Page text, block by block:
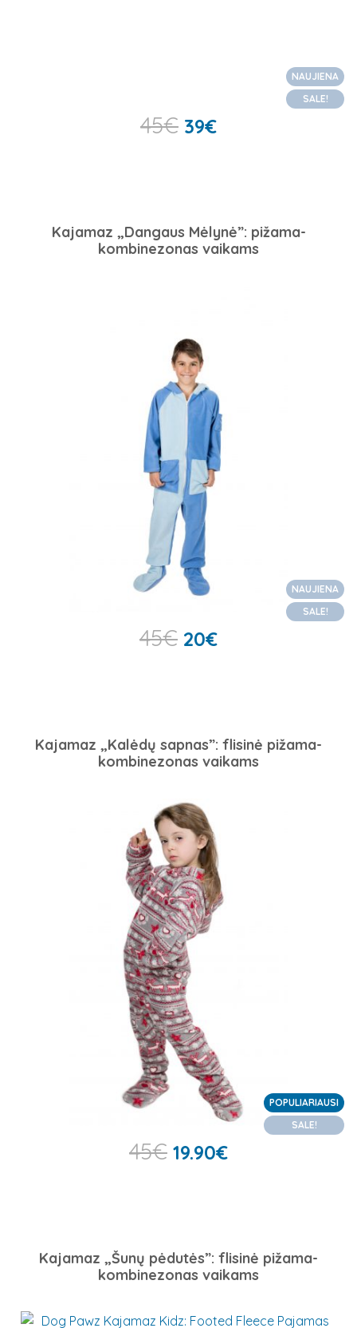
NAUJIENA
SALE!
45€ 39€
Kajamaz „Dangaus Mėlynė”: pižama-
kombinezonas vaikams
NAUJIENA
SALE!
45€ 20€
Kajamaz „Kalėdų sapnas”: flisinė pižama-
kombinezonas vaikams
POPULIARIAUSI
SALE!
45€ 19.90€
Kajamaz „Šunų pėdutės”: flisinė pižama-
kombinezonas vaikams